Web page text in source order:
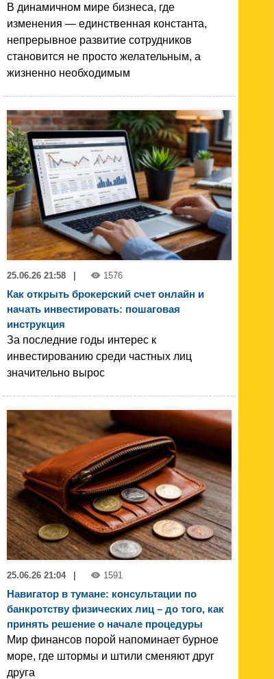
В динамичном мире бизнеса, где
изменения — единственная константа,
непрерывное развитие сотрудников
становится не просто желательным, а
жизненно необходимым
25.06.26 21:58 1576
Как открыть брокерский счет онлайн и
начать инвестировать: пошаговая
инструкция
За последние годы интерес к
инвестированию среди частных лиц
значительно вырос
25.06.26 21:04 | 1591
Навигатор в тумане: консультации по
банкротству физических лиц – до того, как
принять решение о начале процедуры
Мир финансов порой напоминает бурное
море, где штормы и штили сменяют друг
друга